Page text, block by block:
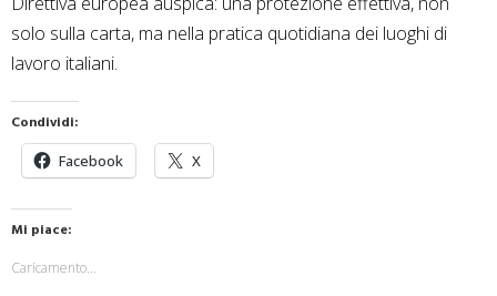
solo sulla carta, ma nella pratica quotidiana dei luoghi di
lavoro italiani.
Condividi:
Facebook X
Mi piace:
Caricamento...